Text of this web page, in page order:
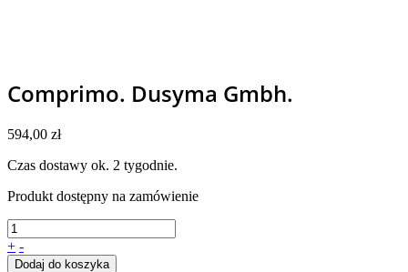
Comprimo. Dusyma Gmbh.
594,00 zł
Czas dostawy ok. 2 tygodnie.
Produkt dostępny na zamówienie
+ -
Dodaj do koszyka